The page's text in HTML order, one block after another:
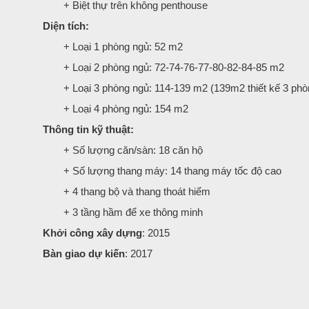
+ Biệt thự trên không penthouse
Diện tích:
+ Loại 1 phòng ngủ: 52 m2
+ Loại 2 phòng ngủ: 72-74-76-77-80-82-84-85 m2
+ Loại 3 phòng ngủ: 114-139 m2 (139m2 thiết kế 3
+ Loại 4 phòng ngủ: 154 m2
Thông tin kỹ thuật:
+ Số lượng căn/sàn: 18 căn hộ
+ Số lượng thang máy: 14 thang máy tốc độ cao
+ 4 thang bộ và thang thoát hiểm
+ 3 tầng hầm để xe thông minh
Khởi công xây dựng: 2015
Bàn giao dự kiến: 2017